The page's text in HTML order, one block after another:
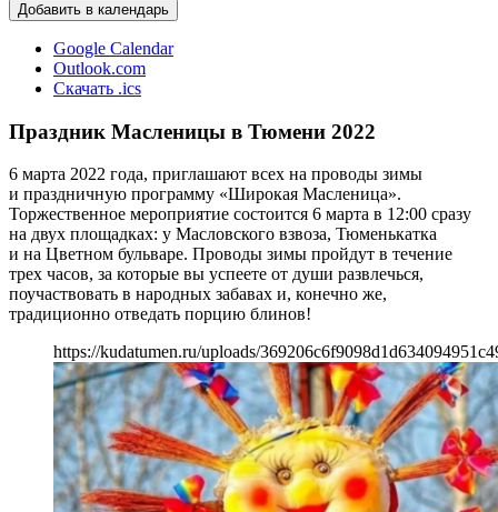
Добавить в календарь
Google Calendar
Outlook.com
Скачать .ics
Праздник Масленицы в Тюмени 2022
6 марта 2022 года, приглашают всех на проводы зимы
и праздничную программу «Широкая Масленица».
Торжественное мероприятие состоится 6 марта в 12:00 сразу
на двух площадках: у Масловского взвоза, Тюменькатка
и на Цветном бульваре. Проводы зимы пройдут в течение
трех часов, за которые вы успеете от души развлечься,
поучаствовать в народных забавах и, конечно же,
традиционно отведать порцию блинов!
https://kudatumen.ru/uploads/